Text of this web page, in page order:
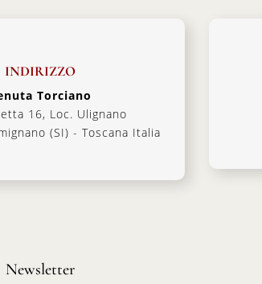
INDIRIZZO
Torciano
16, Loc. Ulignano
(SI) - Toscana Italia
Newsletter